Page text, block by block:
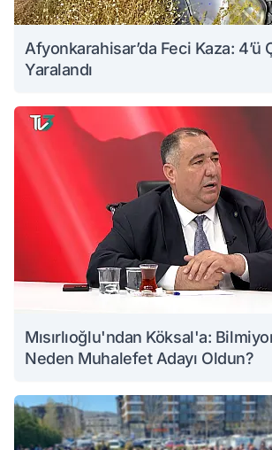
Afyonkarahisar’da Feci Kaza: 4’ü
Yaralandı
Mısırlıoğlu'ndan Köksal'a:
Neden Muhalefet Adayı Oldun?